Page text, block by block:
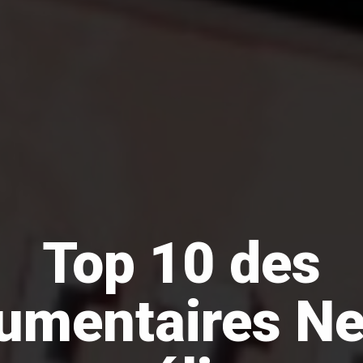
Top 10 des